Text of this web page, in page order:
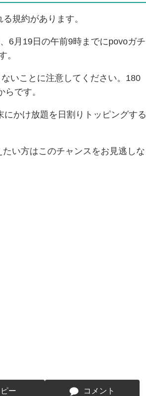
規約があります。
6月19日の午前9時までにpovoガチ
。
いことに注意してください。180
です。
かけ放題を日割りトッピングする
い方はこのチャンスをお見逃しな
ー コメント